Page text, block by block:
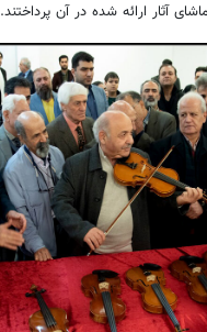
آثار ارائه شده در آن پرداختند.